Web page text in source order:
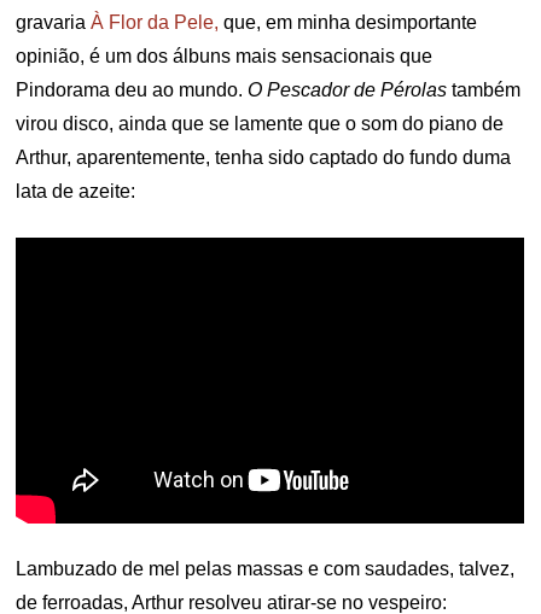
gravariaÀ Flor da Pele, que, em minha desimportante
opinião, é um dos álbuns mais sensacionais que
Pindorama deu ao mundo.O Pescador de Pérolastambém
virou disco, ainda que se lamente que o som do piano de
Arthur, aparentemente, tenha sido captado do fundo duma
lata de azeite:
Lambuzado de mel pelas massas e com saudades, talvez,
de ferroadas, Arthur resolveu atirar-se no vespeiro: